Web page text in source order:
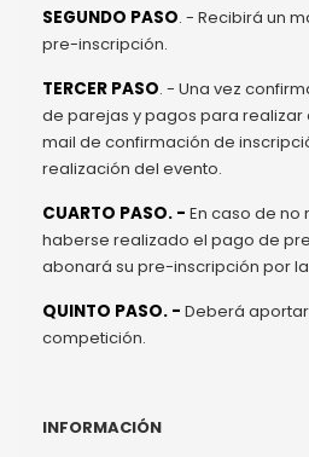
SEGUNDO PASO. - Recibirá un
pre-inscripción.
TERCER PASO. - Una vez
de parejas y pagos para realizar
mail de confirmación de
realización del evento.
CUARTO PASO. - En caso de no
haberse realizado el pago de
abonará su pre-inscripción por
QUINTO PASO. - Deberá
competición.
INFORMACIÓN